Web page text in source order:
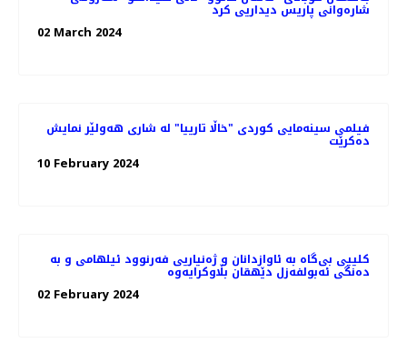
شاره‌وانی پاریس دیداریی کرد
02 March 2024
فیلمی سینه‌مایی کوردی "خاڵا تارییا" لە شاری هه‌ولێر نمایش
ده‌کرێت
10 February 2024
کلیپی بی‌گاە بە ئاوازدانان و ژه‌نیاریی فه‌رنوود ئیلهامی و به‌
دەنگی ئەبولفەزل دێهقان بڵاوکرایەوە
02 February 2024